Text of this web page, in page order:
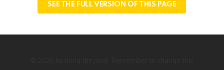
SEE THE FULL VERSION OF THIS PAGE